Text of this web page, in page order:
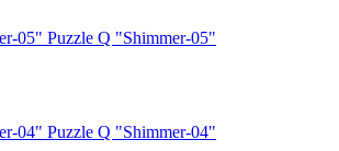
Puzzle Q "Shimmer-05"
Puzzle Q "Shimmer-04"